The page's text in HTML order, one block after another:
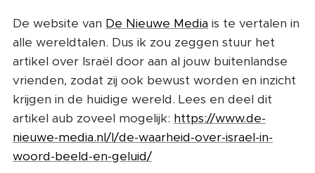
De website van De Nieuwe Media is te vertalen in
alle wereldtalen. Dus ik zou zeggen stuur het
artikel over Israël door aan al jouw buitenlandse
vrienden, zodat zij ook bewust worden en inzicht
krijgen in de huidige wereld. Lees en deel dit
artikel aub zoveel mogelijk: https://www.de-
nieuwe-media.nl/l/de-waarheid-over-israel-in-
woord-beeld-en-geluid/